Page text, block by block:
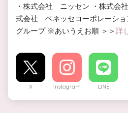
・株式会社 ニッセン ・株式会
式会社 ベネッセコーポレーシ
グループ ※あいうえお順 ＞＞ 詳
X Instagram LINE